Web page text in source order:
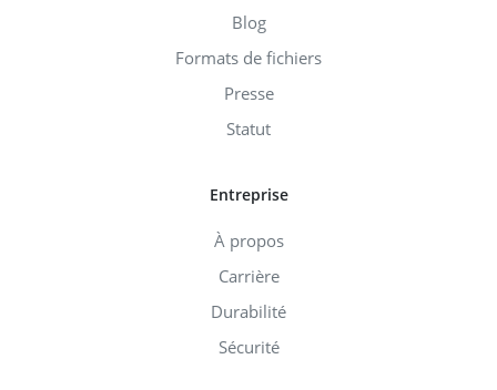
Blog
Formats de fichiers
Presse
Statut
Entreprise
À propos
Carrière
Durabilité
Sécurité